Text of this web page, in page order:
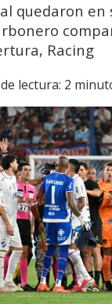
quedaron en
Racing
lectura: 2